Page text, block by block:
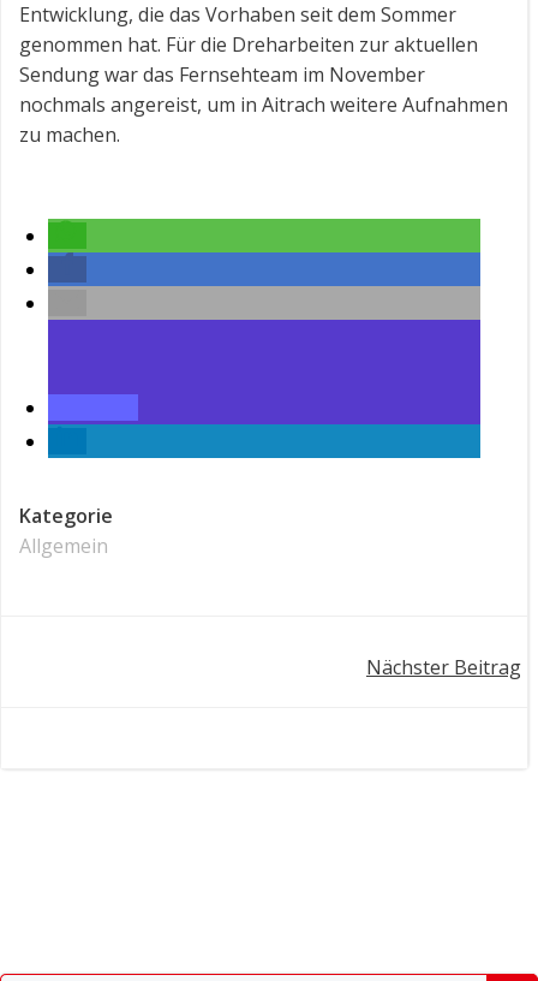
Entwicklung, die das Vorhaben seit dem Sommer
genommen hat. Für die Dreharbeiten zur aktuellen
Sendung war das Fernsehteam im November
nochmals angereist, um in Aitrach weitere Aufnahmen
zu machen.
Kategorie
Allgemein
Nächster Beitrag